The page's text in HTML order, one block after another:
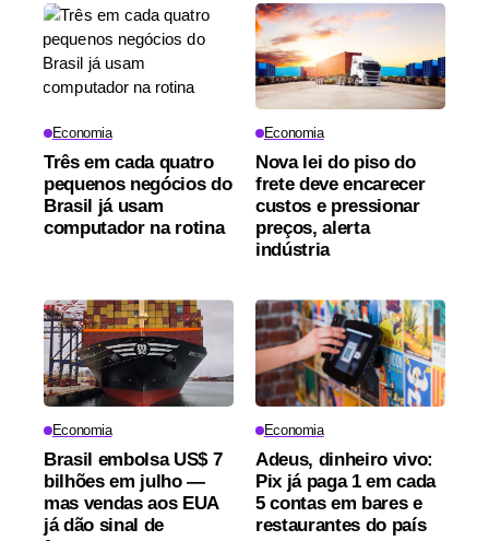
Economia
Três em cada quatro
pequenos negócios do
Brasil já usam
computador na rotina
Economia
Nova lei do piso do
frete deve encarecer
custos e pressionar
preços, alerta
indústria
Economia
Brasil embolsa US$ 7
bilhões em julho —
mas vendas aos EUA
já dão sinal de
Economia
Adeus, dinheiro vivo:
Pix já paga 1 em cada
5 contas em bares e
restaurantes do país